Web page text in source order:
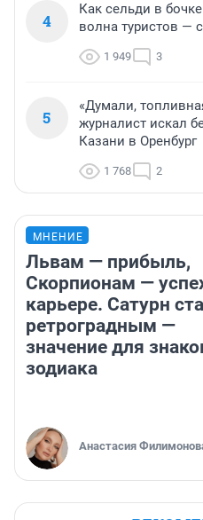
4
Как сельди в
волна туристов —
1 949 3
5
«Думали,
журналист искал
Казани в Оренбург
1 768 2
МНЕНИЕ
Львам — прибыль,
Скорпионам —
карьере. Сатурн
ретроградным —
значение для
зодиака
Анастасия